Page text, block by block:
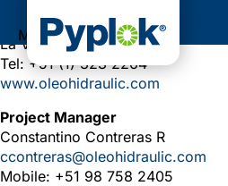
Calle Carlos Gutierrez Noriega 185
La Victoria - Lima, Peru
Tel: +51 (1) 323 2264
www.oleohidraulic.com
Project Manager
Constantino Contreras R
ccontreras@oleohidraulic.com
Mobile: +51 98 758 2405
Menú